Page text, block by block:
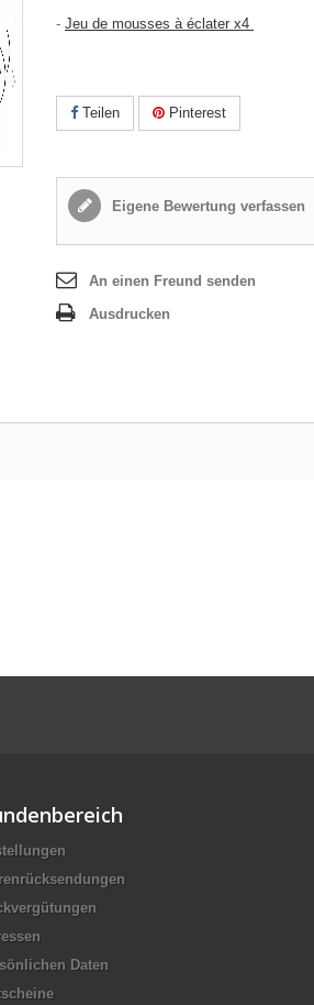
- Jeu de mousses à éclater x4
Teilen Pinterest
Eigene Bewertung verfassen
An einen Freund senden
Ausdrucken
Daten